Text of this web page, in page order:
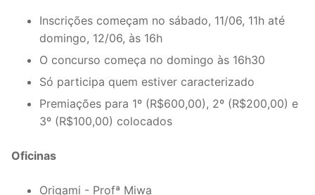
Inscrições começam no sábado, 11/06, 11h até
domingo, 12/06, às 16h
O concurso começa no domingo às 16h30
Só participa quem estiver caracterizado
Premiações para 1º (R$600,00), 2º (R$200,00) e
3º (R$100,00) colocados
Oficinas
Origami - Profª Miwa